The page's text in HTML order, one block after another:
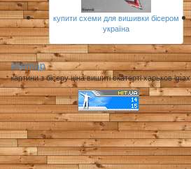
купити схеми для вишивки бісером
україна
sitemap
картини з бісеру ціна вишиті скатерті харьков imax